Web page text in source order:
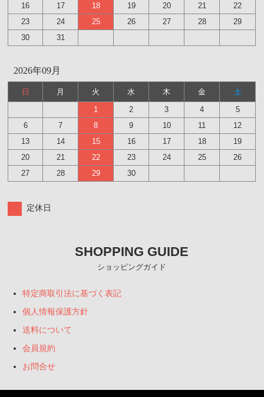
16
17 18 19 20 21
22
23
24 25 26 27 28
29
30
31
2026年09月
日 月 火 水 木 金
土
1
2 3 4
5
6
7 8 9 10 11
12
13
14 15 16 17 18
19
20
21 22 23 24 25
26
27
28 29 30
定休日
SHOPPING GUIDE
ショッピングガイド
特定商取引法に基づく表記
個人情報保護方針
送料について
会員規約
お問合せ